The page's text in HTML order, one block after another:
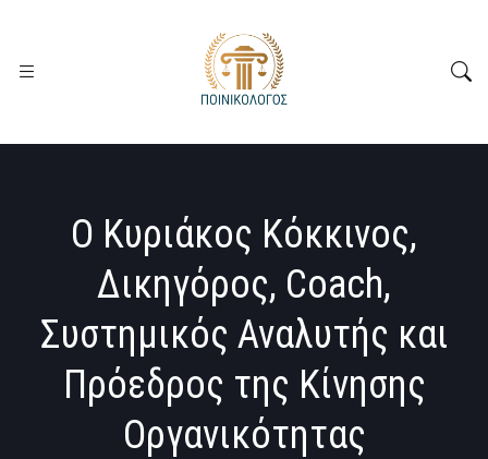
Ο Κυριάκος Κόκκινος,
Δικηγόρος, Coach,
Συστημικός Αναλυτής και
Πρόεδρος της Κίνησης
Οργανικότητας